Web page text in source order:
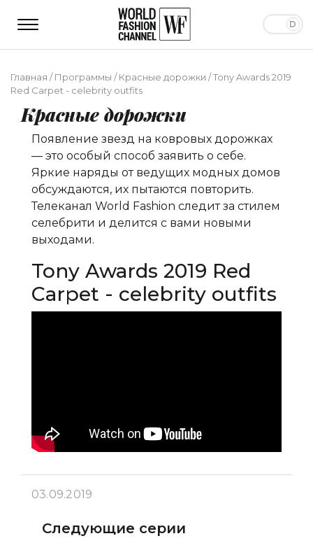
Главная /Программы /Красные дорожки /Tony Awards 2019
Red Carpet - celebrity outfits
Красные дорожки
Появление звезд на ковровых дорожках
— это особый способ заявить о себе.
Яркие наряды от ведущих модных домов
обсуждаются, их пытаются повторить.
Телеканал World Fashion следит за стилем
селебрити и делится с вами новыми
выходами.
Tony Awards 2019 Red
Carpet - celebrity outfits
03.09.2019
Следующие серии